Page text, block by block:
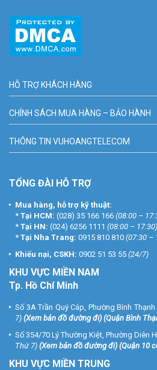
HỖ TRỢ KHÁCH HÀNG
CHÍNH SÁCH MUA HÀNG – BẢO HÀNH
THÔNG TIN VUHOANGTELECOM
TỔNG ĐÀI HỖ TRỢ
Mua hàng, hỗ trợ kỹ thuật:
* Tại HCM: (028) 35 166 166 (08:00 –
* Tại HN: (024) 6256 1111 (08:00 – 17:30)
* Tại Nha Trang: 0915 810 810 (07:30 –
Khiếu nại, CSKH: 0902 51 53 55 (24/7)
KHU VỰC MIỀN NAM
Tp. Hồ Chí Minh
Số 3A Trần Quý Cáp, Phường Bình Thạnh
7) (Xem bản đồ đường đi) (Quận Bình
Số 354/70 Lý Thường Kiệt, Phường Diên
Thứ 7) (Xem bản đồ đường đi) (Quận 10
KHU VỰC MIỀN TRUNG